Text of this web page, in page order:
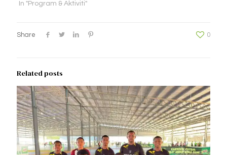
In "Program & Aktiviti"
Share 0
Related posts